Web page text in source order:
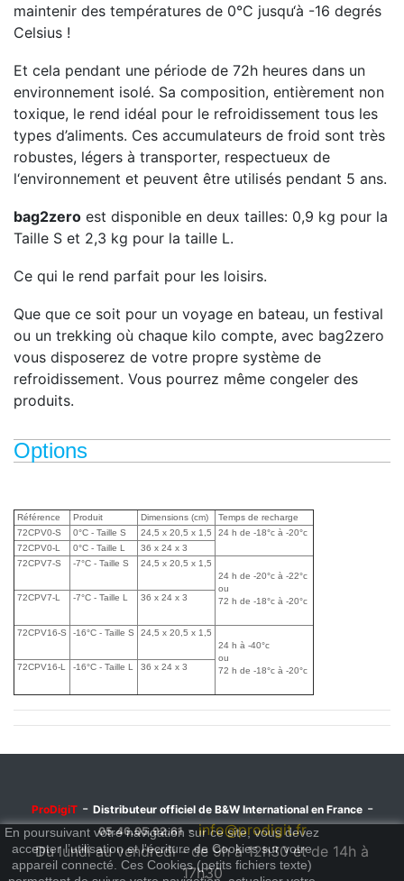
maintenir des températures de 0°C jusqu‘à -16 degrés
Celsius !
Et cela pendant une période de 72h heures dans un
environnement isolé. Sa composition, entièrement non
toxique, le rend idéal pour le refroidissement tous les
types d’aliments. Ces accumulateurs de froid sont très
robustes, légers à transporter, respectueux de
l‘environnement et peuvent être utilisés pendant 5 ans.
bag2zero est disponible en deux tailles: 0,9 kg pour la
Taille S et 2,3 kg pour la taille L.
Ce qui le rend parfait pour les loisirs.
Que que ce soit pour un voyage en bateau, un festival
ou un trekking où chaque kilo compte, avec bag2zero
vous disposerez de votre propre système de
refroidissement. Vous pourrez même congeler des
produits.
Options
Référence Produit Dimensions (cm)
Temps de recharge
72CPV0-S
0°C - Taille S 24,5 x 20,5 x 1,5
24 h de -18°c à -20°c
72CPV0-L
0°C - Taille L
36 x 24 x 3
72CPV7-S
-7°C - Taille S
24,5 x 20,5 x 1,5
24 h de -20°c à -22°c
ou
72 h de -18°c à -20°c
72CPV7-L -7°C - Taille L 36 x 24 x 3
72CPV16-S -16°C - Taille S
24,5 x 20,5 x 1,5
24 h à -40°c
ou
72 h de -18°c à -20°c
72CPV16-L -16°C - Taille L 36 x 24 x 3
En poursuivant votre navigation sur ce site, vous devez
accepter l’utilisation et l'écriture de Cookies sur votre
appareil connecté. Ces Cookies (petits fichiers texte)
ProDigiT- Distributeur officiel de B&W International en France-
05.46.05.92.61-info@prodigit.fr
Du lundi au vendredi - de 9h à 12h30 et de 14h à
17h30